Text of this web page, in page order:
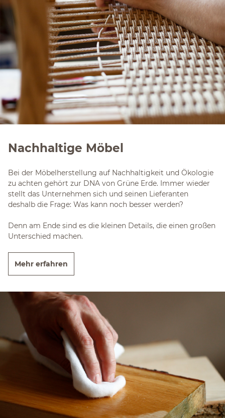
Nachhaltige Möbel
Bei der Möbelherstellung auf Nachhaltigkeit und Ökologie
zu achten gehört zur DNA von Grüne Erde. Immer wieder
stellt das Unternehmen sich und seinen Lieferanten
deshalb die Frage: Was kann noch besser werden?
Denn am Ende sind es die kleinen Details, die einen großen
Unterschied machen.
Mehr erfahren